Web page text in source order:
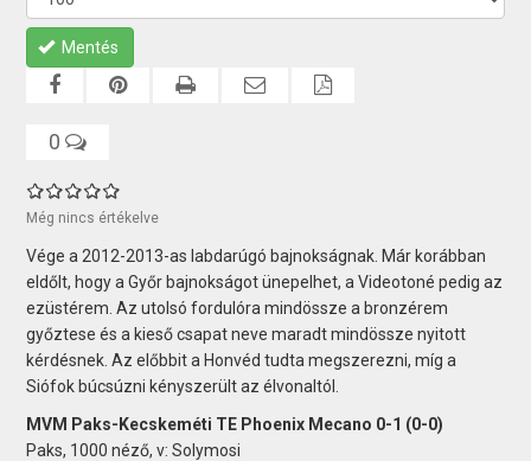
Mentés
0
Még nincs értékelve
Vége a 2012-2013-as labdarúgó bajnokságnak. Már korábban
eldőlt, hogy a Győr bajnokságot ünepelhet, a Videotoné pedig az
ezüstérem. Az utolsó fordulóra mindössze a bronzérem
győztese és a kieső csapat neve maradt mindössze nyitott
kérdésnek. Az előbbit a Honvéd tudta megszerezni, míg a
Siófok búcsúzni kényszerült az élvonaltól.
MVM Paks-Kecskeméti TE Phoenix Mecano 0-1 (0-0)
Paks, 1000 néző, v: Solymosi